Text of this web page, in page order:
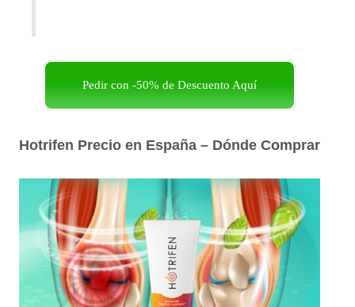
Pedir con -50% de Descuento Aquí
Hotrifen Precio en España – Dónde Comprar